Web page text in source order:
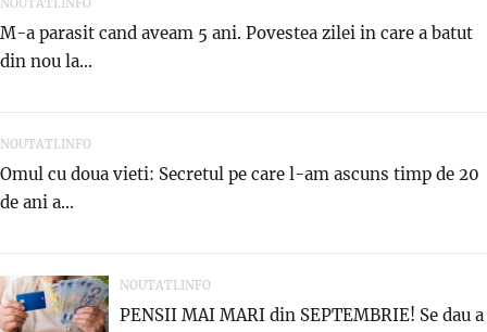
NOUTATI.INFO
M-a parasit cand aveam 5 ani. Povestea zilei in care a batut
din nou la...
NOUTATI.INFO
Omul cu doua vieti: Secretul pe care l-am ascuns timp de 20
de ani a...
NOUTATI.INFO
PENSII MAI MARI din SEPTEMBRIE! Se dau a